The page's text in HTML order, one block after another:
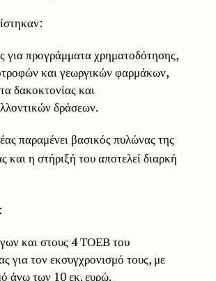
για προγράμματα χρηματοδότησης,
και γεωργικών φαρμάκων,
δακοκτονίας και
δράσεων.
παραμένει βασικός πυλώνας της
και η στήριξή του αποτελεί διαρκή
και στους 4 ΤΟΕΒ του
για τον εκσυγχρονισμό τους, με
άνω των 10 εκ. ευρώ.